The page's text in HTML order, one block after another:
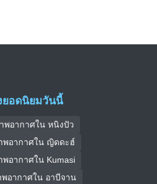
ยอดนิยมวันนี้
อากาศใน หนิงปัว
อากาศใน ญิดดะฮ์
อากาศใน Kumasi
ากาศใน อาบีจาน